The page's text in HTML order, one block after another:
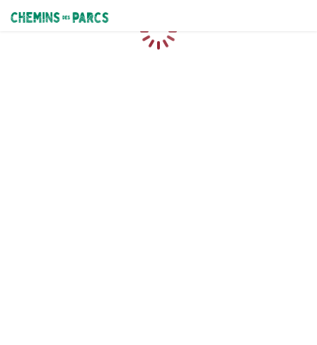
Chemins des Parcs
Caricamento